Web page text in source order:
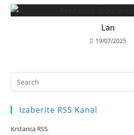
Lan
19/07/2025
Izaberite RSS Kanal
Krstarica RSS